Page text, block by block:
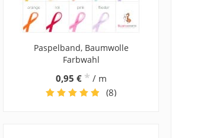
Paspelband, Baumwolle
Farbwahl
0,95 € * / m
(8)